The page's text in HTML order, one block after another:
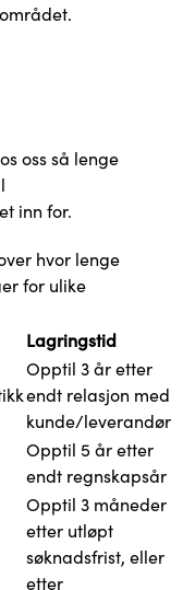
oss så lenge
inn for.
hvor lenge
for ulike
Lagringstid
Opptil 3 år etter
endt relasjon med
kunde/leverandør
Opptil 5 år etter
endt regnskapsår
Opptil 3 måneder
etter utløpt
søknadsfrist, eller
etter